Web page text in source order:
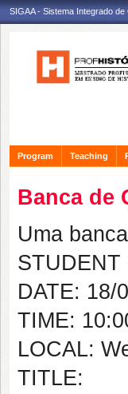
SIGAA - Sistema Integrado
Program Teaching
Banca de
Uma
STUDENT
DATE: 18/
TIME:
LOCAL:
TITLE: